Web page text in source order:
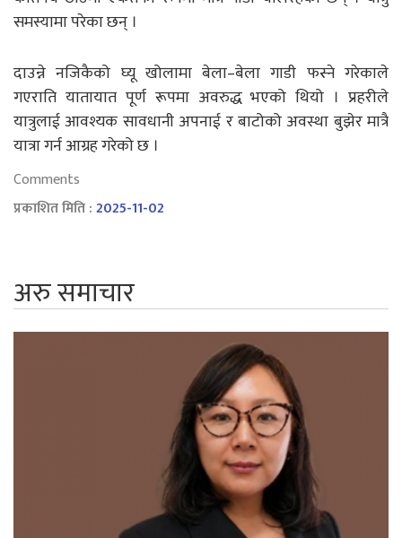
समस्यामा परेका छन् ।
दाउन्ने नजिकैको घ्यू खोलामा बेला–बेला गाडी फस्ने गरेकाले
गएराति यातायात पूर्ण रूपमा अवरुद्ध भएको थियो । प्रहरीले
यात्रुलाई आवश्यक सावधानी अपनाई र बाटोको अवस्था बुझेर मात्रै
यात्रा गर्न आग्रह गरेको छ ।
Comments
प्रकाशित मिति :2025-11-02
अरु समाचार